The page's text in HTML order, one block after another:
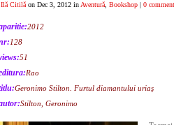
Ilă Citilă on Dec 3, 2012 in Aventură Bookshop | 0
2012
128
51
Rao
Geronimo Stilton. Furtul diamantului uriaş
Stilton, Geronimo